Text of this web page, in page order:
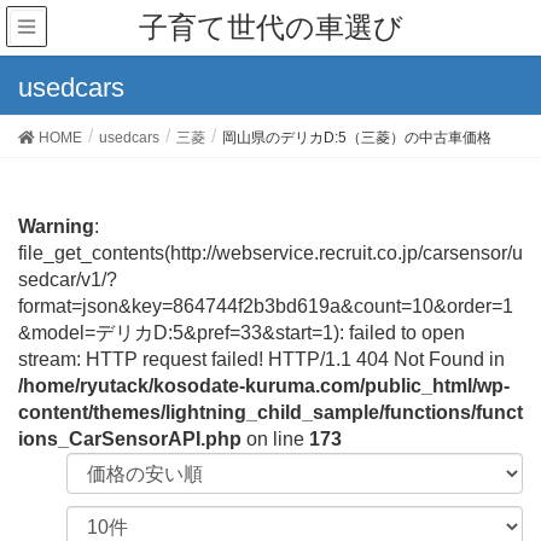
子育て世代の車選び
usedcars
HOME usedcars 三菱 岡山県のデリカD:5（三菱）の中古車価格
Warning:
file_get_contents(http://webservice.recruit.co.jp/carsensor/u
sedcar/v1/?
format=json&key=864744f2b3bd619a&count=10&order=1
&model=デリカD:5&pref=33&start=1): failed to open
stream: HTTP request failed! HTTP/1.1 404 Not Found in
/home/ryutack/kosodate-kuruma.com/public_html/wp-
content/themes/lightning_child_sample/functions/funct
ions_CarSensorAPI.php on line 173